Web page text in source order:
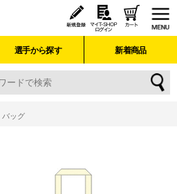
選手から探す 新着商品
バッグ